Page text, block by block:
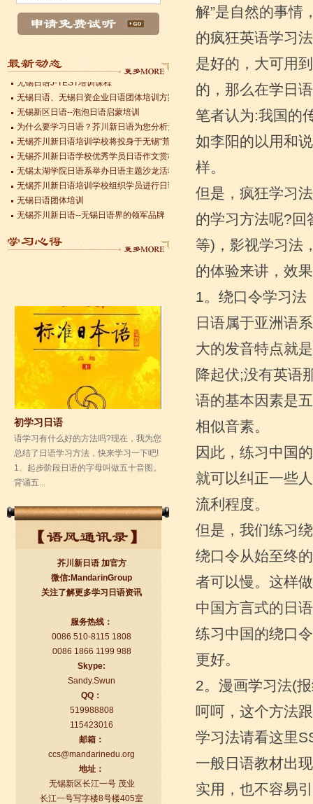
无锡芥川新日语培训学校组织学员进行日语能力考复习迎考工作
无锡日语团体培训
无锡日语J-TEST培训课程
无锡日语、无锡日资企业日语团体培训方案
无锡新区日语--泡泡日语启蒙培训
为什么要学习日语？芥川新日语为您分析无锡日语人才就业前景
无锡芥川新日语培训学校将投身于无锡“荒岛图书馆”公益日语沙龙活动
无锡芥川新日语学校优秀学员日语作文赏析—私の夢
无锡太湖学院日语系举办日语主题沙龙活动
无锡芥川新日语培训学校组织学员进行日语能力考复习迎考工作
无锡日语团体培训
无锡芥川新日语--无锡日语界的领军品牌
无锡日语J-TEST培训课程
日语学习心得
方法/步骤1: 第一， 过分讲究速度和效
率，不愿花时间经常重复复习学过的内
容。语言运用是一种技能，技能只能熟
能生巧，要不断重复才会熟...
初学习日语
语学习有什么好的方法吗?现在，我为您
总结了日语学习方法，快来学习一下吧!
1、起步阶段日语的字母叫做五十音图。
背诵五...
日语学习的第一关，五十音图，如果连
这个您都没毅力搞定的话，那我还是劝
您早点放弃学日语的念头，一门语言的
学习将可能是很枯燥的，您...
芥川新日语 加官方
微信:MandarinGroup
关注了解更多学习日语资讯
服务热线：
0086 510-8115 1808
0086 1866 1199 988
Skype:
Sandy.Swun
QQ：
519988808
115423016
邮箱：
ccs@mandarinedu.org
地址：
无锡新区长江一号 茂业
长江一号写字楼8号楼405室
解”是自然的事情
的疯狂英语学习
是好的，大可用
的，那么在学日
笔者认为:我国的
如李阳的以用和
样。
但是，疯狂学习
的学习方法呢?回
等)，影视学习法
的体验来讲，效
1。绕口令学习法
日语属于亚洲语
大的发音特点就
降起伏;没有英语
语的基本因素是
相似音素。
因此，练习中国
就可以纠正一些
流利程度。
但是，我们练习
绕口令从始至终
者可以慢。这样
中国方言式的日
练习中国的绕口
更好。
2。漫画学习法(
呵呵，这个方法
学习法请看这里
一般日语教材出
实用，也不容易